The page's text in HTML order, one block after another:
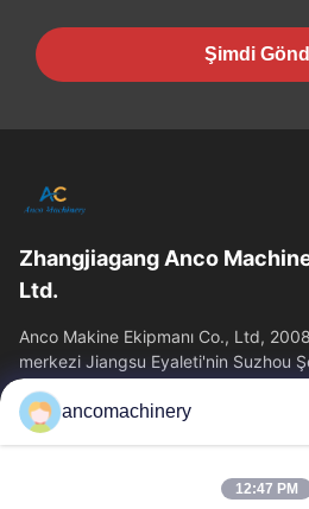
Şimdi
Zhangjiagang Anco
Ltd.
Anco Makine Ekipmanı Co., Ltd,
merkezi Jiangsu Eyaleti'nin Suzhou
Şehri'nde yer almaktadır.
Hızlı Bağlantılar
ancomachinery
12:47 PM